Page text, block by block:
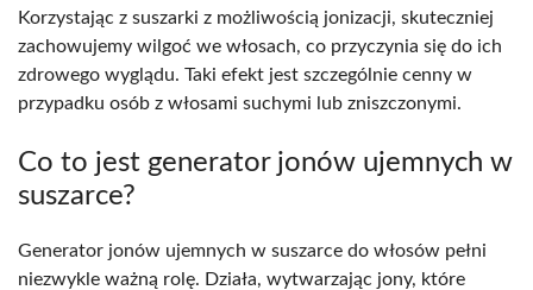
Korzystając z suszarki z możliwością jonizacji, skuteczniej
zachowujemy wilgoć we włosach, co przyczynia się do ich
zdrowego wyglądu. Taki efekt jest szczególnie cenny w
przypadku osób z włosami suchymi lub zniszczonymi.
Co to jest generator jonów ujemnych w
suszarce?
Generator jonów ujemnych w suszarce do włosów pełni
niezwykle ważną rolę. Działa, wytwarzając jony, które